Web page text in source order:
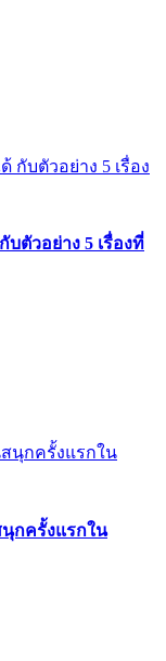
บตัวอย่าง 5 เรื่องที่
นุกครั้งแรกใน